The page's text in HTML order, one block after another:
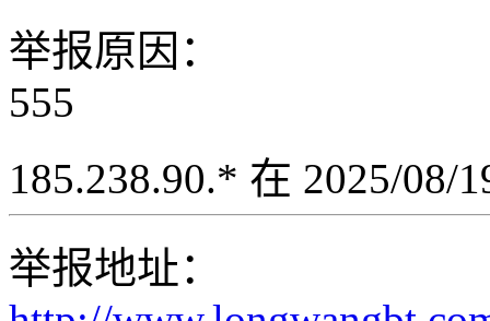
举报原因：
555
185.238.90.* 在 2025/08/
举报地址：